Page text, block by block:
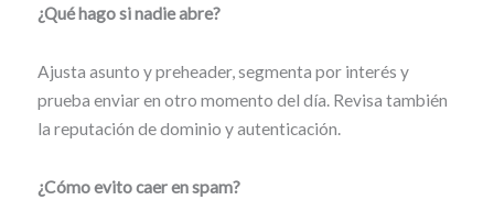
¿Qué hago si nadie abre?
Ajusta asunto y preheader, segmenta por interés y
prueba enviar en otro momento del día. Revisa también
la reputación de dominio y autenticación.
¿Cómo evito caer en spam?